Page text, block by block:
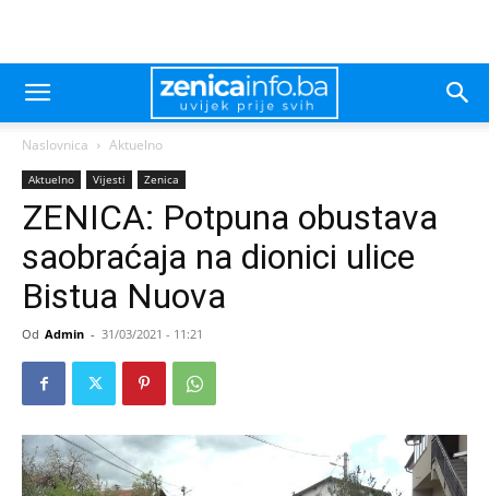
Naslovnica Aktuelno
Aktuelno Vijesti Zenica
ZENICA: Potpuna obustava
saobraćaja na dionici ulice
Bistua Nuova
Od Admin - 31/03/2021 - 11:21